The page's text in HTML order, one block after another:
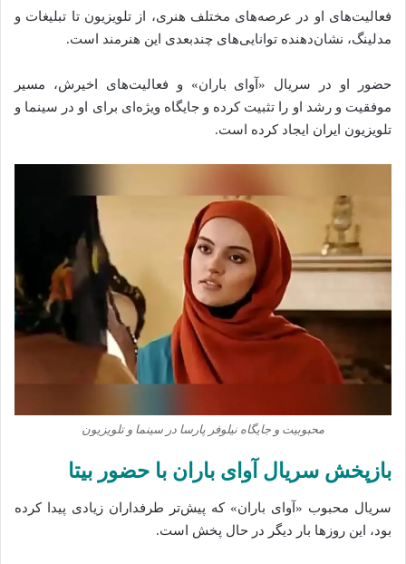
فعالیت‌های او در عرصه‌های مختلف هنری، از تلویزیون تا تبلیغات و
مدلینگ، نشان‌دهنده توانایی‌های چندبعدی این هنرمند است.
حضور او در سریال «آوای باران» و فعالیت‌های اخیرش، مسیر
موفقیت و رشد او را تثبیت کرده و جایگاه ویژه‌ای برای او در سینما و
تلویزیون ایران ایجاد کرده است.
محبوبیت و جایگاه نیلوفر پارسا در سینما و تلویزیون
بازپخش سریال آوای باران با حضور بیتا
سریال محبوب «آوای باران» که پیش‌تر طرفداران زیادی پیدا کرده
بود، این روزها بار دیگر در حال پخش است.